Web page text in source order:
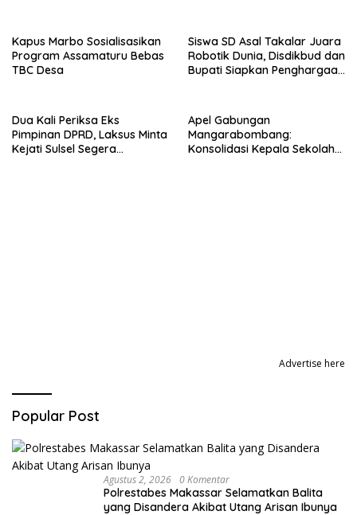
Kapus Marbo Sosialisasikan
Program Assamaturu Bebas
TBC Desa
Siswa SD Asal Takalar Juara
Robotik Dunia, Disdikbud dan
Bupati Siapkan Penghargaan
Dua Kali Periksa Eks
Pimpinan DPRD, Laksus Minta
Kejati Sulsel Segera
Apel Gabungan
Mangarabombang:
Konsolidasi Kepala Sekolah
Advertise here
Popular Post
Agustus 2, 2026 0 Komentar
Polrestabes Makassar Selamatkan Balita
yang Disandera Akibat Utang Arisan Ibunya